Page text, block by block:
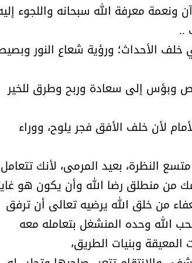
ونعمة معرفة الله سبحانه واللجوء
..
الأحداث؛ ورؤية شعاع النور
وبؤس إلى سعادة وربح وطرق للخير
لأن خلف الأفق فجر يلوح، ووراء
النظرة، بعيد المرمى، لأنك تتعامل
من منطلق رضا الله وأن يكون هو
من خلق الله يرضيه تعالى أن ترفق
الله وحده المنشغل بتعامله معه
المعيقة وبنيات الطريق،
المؤشرات الجغرافية
عمل ينظمها
بن حسين آل سلامة
في الإدارة من
البريطانية